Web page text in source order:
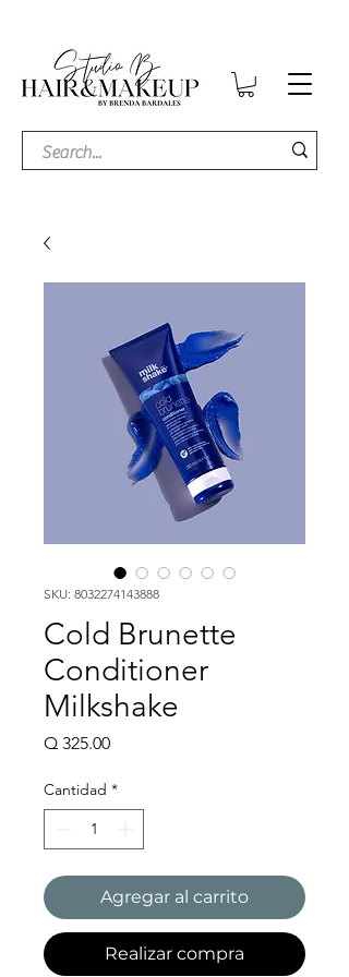
SKU: 8032274143888
Cold Brunette
Conditioner
Milkshake
Q 325.00Precio
Cantidad *
Agregar al carrito
Realizar compra